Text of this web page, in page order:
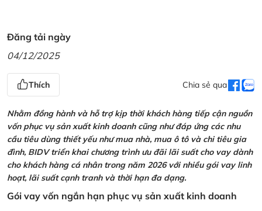
Đăng tải ngày
04/12/2025
Thích Chia sẻ qua
Nhằm đồng hành và hỗ trợ kịp thời khách hàng tiếp cận nguồn
vốn phục vụ sản xuất kinh doanh cũng như đáp ứng các nhu
cầu tiêu dùng thiết yếu như mua nhà, mua ô tô và chi tiêu gia
đình, BIDV triển khai chương trình ưu đãi lãi suất cho vay dành
cho khách hàng cá nhân trong năm 2026 với nhiều gói vay linh
hoạt, lãi suất cạnh tranh và thời hạn đa dạng.
Gói vay vốn ngắn hạn phục vụ sản xuất kinh doanh